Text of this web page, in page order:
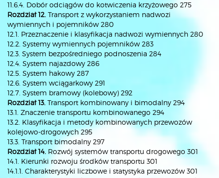
11.6.4. Dobór odciągów do kotwiczenia krzyżowego 275
Rozdział 12. Transport z wykorzystaniem nadwozi
wymiennych i pojemników 280
12.1. Przeznaczenie i klasyfikacja nadwozi wymiennych 280
12.2. Systemy wymiennych pojemników 283
12.3. System bezpośredniego podnoszenia 284
12.4. System najazdowy 286
12.5. System hakowy 287
12.6. System wciągarkowy 291
12.7. System bramowy (kolebowy) 292
Rozdział 13. Transport kombinowany i bimodalny 294
13.1. Znaczenie transportu kombinowanego 294
13.2. Klasyfikacja i metody kombinowanych przewozów
kolejowo-drogowych 295
13.3. Transport bimodalny 297
Rozdział 14. Rozwój systemów transportu drogowego 301
14.1. Kierunki rozwoju środków transportu 301
14.1.1. Charakterystyki liczbowe i statystyka przewozów 301